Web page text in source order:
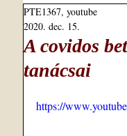
A covidos
tanácsai
PTE1367, youtube
2020. dec. 15.
https://